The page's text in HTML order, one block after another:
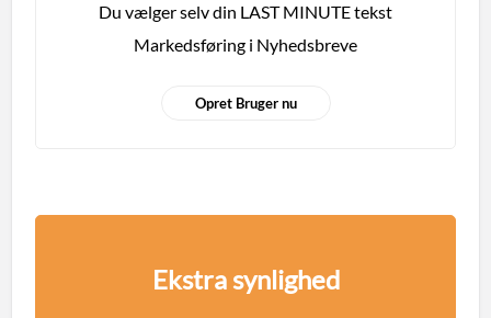
Du vælger selv din LAST MINUTE tekst
Markedsføring i Nyhedsbreve
Opret Bruger nu
Ekstra synlighed